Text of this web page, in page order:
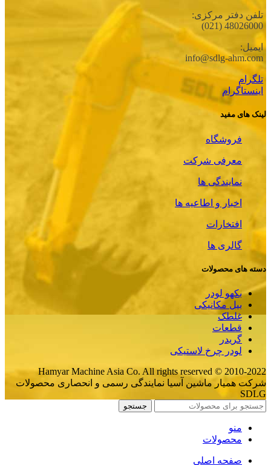
تلفن دفتر مرکزی:
48026000 (021)
ایمیل:
info@sdlg-ahm.com
تلگرام
اینستاگرام
لینک های مفید
فروشگاه
معرفی شرکت
نمایندگی ها
اخبار و اطاعیه ها
افتخارات
گالری ها
دسته های محصولات
بکهو لودر
بیل مکانیکی
غلطک
قطعات
گریدر
لودر چرخ لاستیکی
Hamyar Machine Asia Co. All rights reserved © 2010-2022
شرکت همیار ماشین آسیا نمایندگی رسمی و انحصاری محصولات
SDLG
جستجو
منو
محصولات
صفحه اصلی